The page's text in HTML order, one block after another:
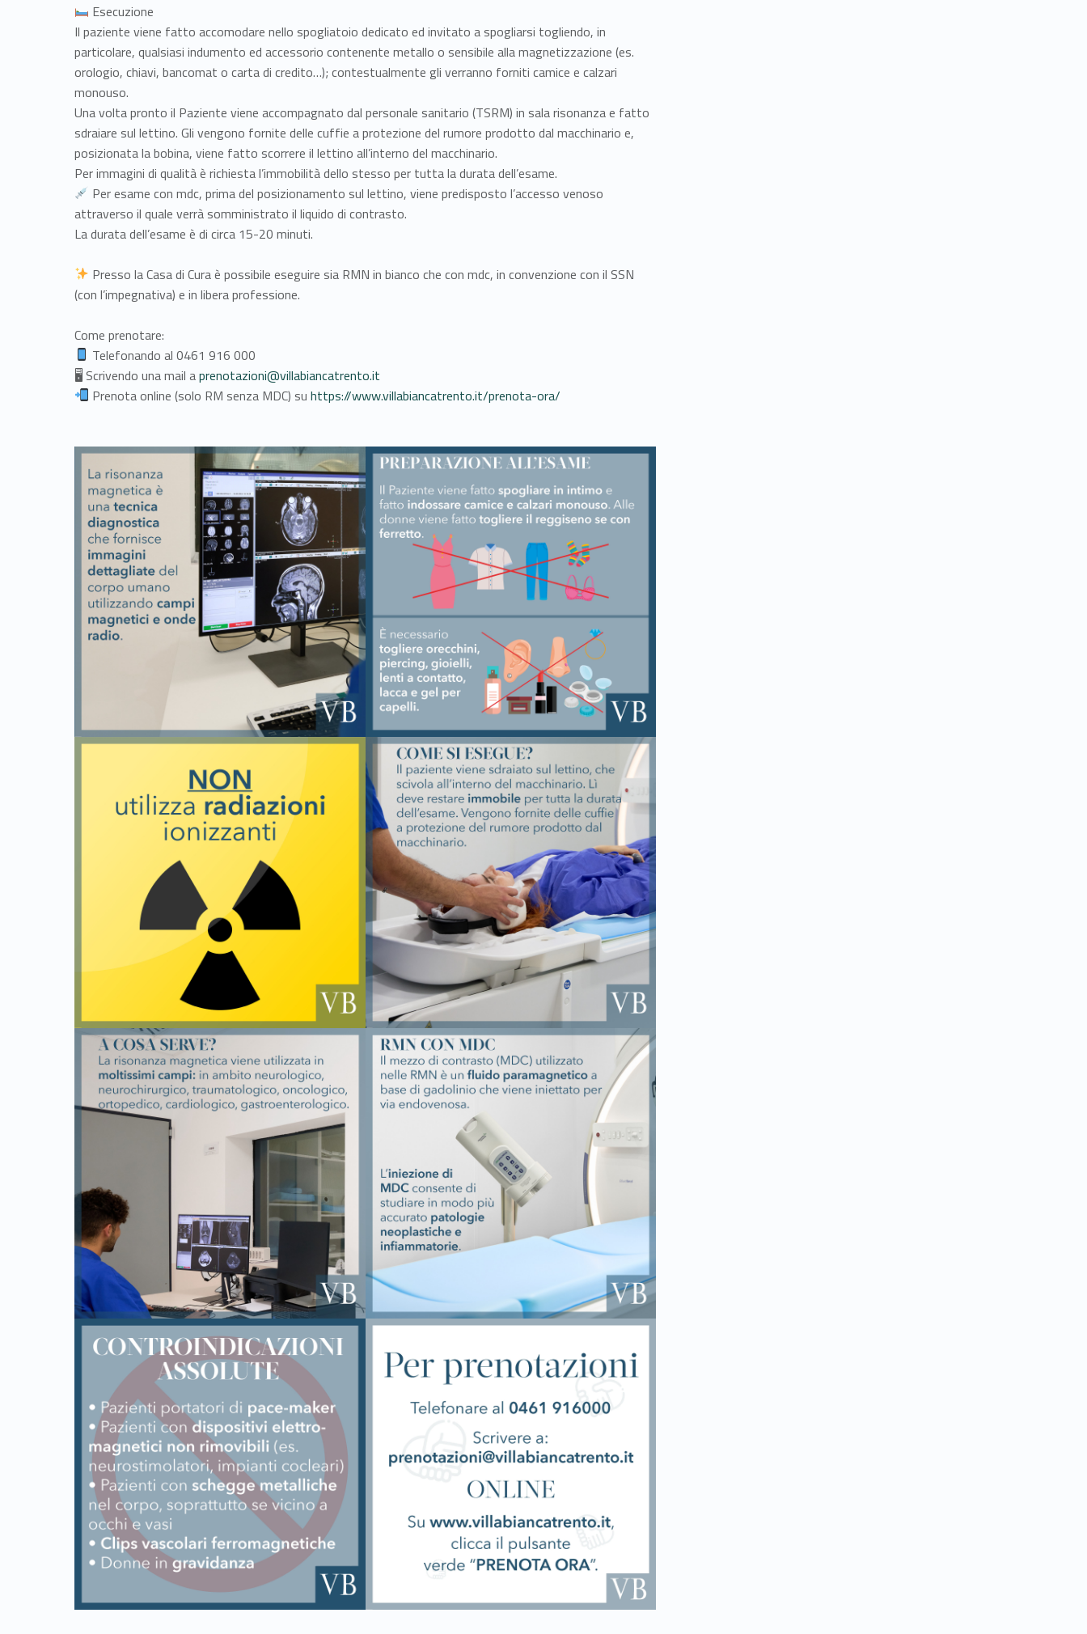
Esecuzione
Il paziente viene fatto accomodare nello spogliatoio dedicato ed invitato a spogliarsi togliendo, in
particolare, qualsiasi indumento ed accessorio contenente metallo o sensibile alla magnetizzazione (es.
orologio, chiavi, bancomat o carta di credito…); contestualmente gli verranno forniti camice e calzari
monouso.
Una volta pronto il Paziente viene accompagnato dal personale sanitario (TSRM) in sala risonanza e fatto
sdraiare sul lettino. Gli vengono fornite delle cuffie a protezione del rumore prodotto dal macchinario e,
posizionata la bobina, viene fatto scorrere il lettino all’interno del macchinario.
Per immagini di qualità è richiesta l’immobilità dello stesso per tutta la durata dell’esame.
Per esame con mdc, prima del posizionamento sul lettino, viene predisposto l’accesso venoso
attraverso il quale verrà somministrato il liquido di contrasto.
La durata dell’esame è di circa 15-20 minuti.
Presso la Casa di Cura è possibile eseguire sia RMN in bianco che con mdc, in convenzione con il SSN
(con l’impegnativa) e in libera professione.
Come prenotare:
Telefonando al 0461 916 000
🖥 Scrivendo una mail aprenotazioni@villabiancatrento.it
Prenota online (solo RM senza MDC) suhttps://www.villabiancatrento.it/prenota-ora/
Skip back to main navigation